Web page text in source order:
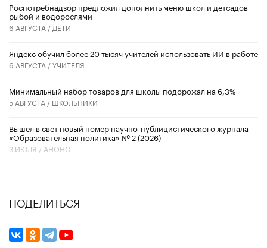
Роспотребнадзор предложил дополнить меню школ и детсадов
рыбой и водорослями
6 АВГУСТА / ДЕТИ
​Яндекс обучил более 20 тысяч учителей использовать ИИ в работе
6 АВГУСТА /УЧИТЕЛЯ
Минимальный набор товаров для школы подорожал на 6,3%
5 АВГУСТА / ШКОЛЬНИКИ
Вышел в свет новый номер научно-публицистического журнала
«Образовательная политика» № 2 (2026)
3 ИЮЛЯ / АНОНС
ПОДЕЛИТЬСЯ